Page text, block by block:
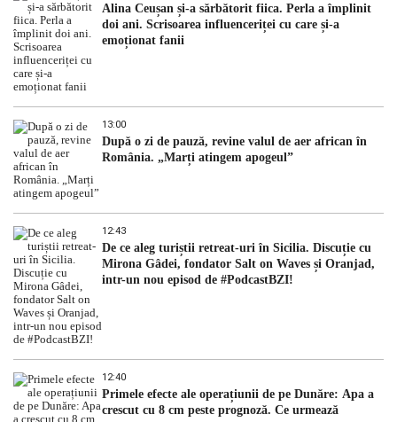
Alina Ceușan și-a sărbătorit fiica. Perla a împlinit
doi ani. Scrisoarea influenceriței cu care și-a
emoționat fanii
13:00
După o zi de pauză, revine valul de aer african în
România. „Marți atingem apogeul”
12:43
De ce aleg turiștii retreat-uri în Sicilia. Discuție cu
Mirona Gâdei, fondator Salt on Waves și Oranjad,
intr-un nou episod de #PodcastBZI!
12:40
Primele efecte ale operațiunii de pe Dunăre: Apa a
crescut cu 8 cm peste prognoză. Ce urmează